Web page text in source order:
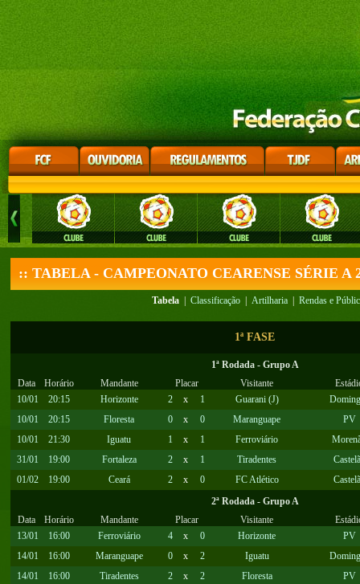
:: TABELA - CAMPEONATO CEARENSE SÉRIE A
Tabela| Classificação| Artilharia| Rendas e
1ª FASE
1ª Rodada - Grupo A
Data
Horário Mandante Placar Visitante
10/01
20:15 Horizonte 2 x 1 Guarani (J)
10/01
20:15 Floresta 0 x 0 Maranguape
PV
10/01
21:30 Iguatu 1 x 1 Ferroviário
31/01
19:00 Fortaleza 2 x 1 Tiradentes
01/02
19:00 Ceará 2 x 0 FC Atlético
2ª Rodada - Grupo A
Data
Horário Mandante Placar Visitante
13/01
16:00 Ferroviário 4 x 0 Horizonte
PV
14/01
16:00 Maranguape 0 x 2 Iguatu
14/01
16:00 Tiradentes 2 x 2 Floresta
PV